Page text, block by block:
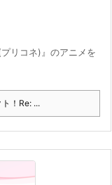
リコネ)』のアニメを
！Re: ...